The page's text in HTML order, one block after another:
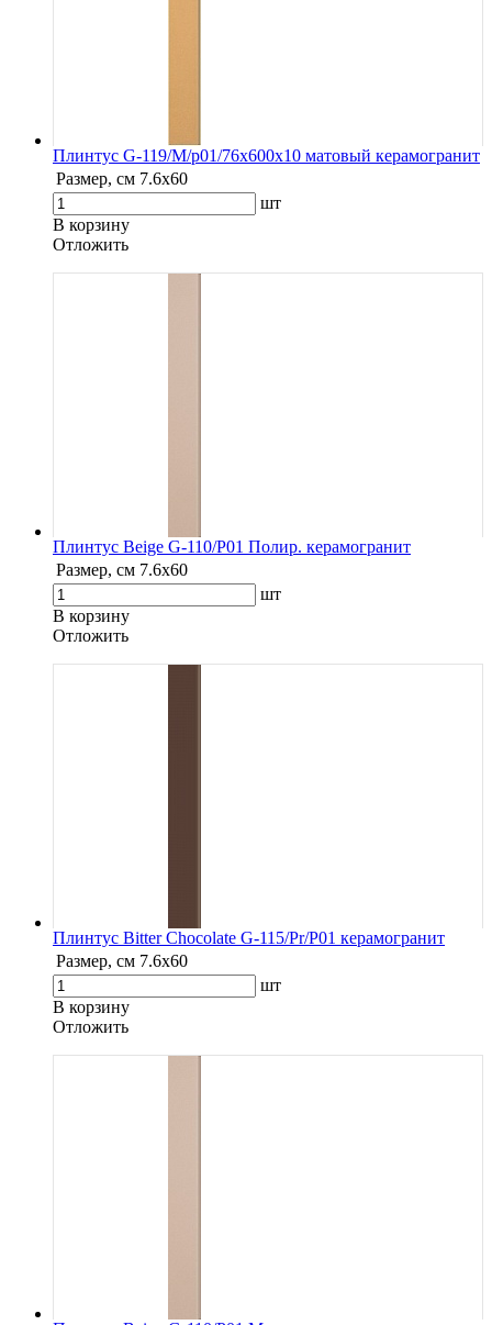
Плинтус G-119/М/p01/76x600x10 матовый керамогранит
Размер, см 7.6х60
шт
В корзину
Oтложить
Плинтус Beige G-110/P01 Полир. керамогранит
Размер, см 7.6х60
шт
В корзину
Oтложить
Плинтус Bitter Chocolate G-115/Pr/P01 керамогранит
Размер, см 7.6х60
шт
В корзину
Oтложить